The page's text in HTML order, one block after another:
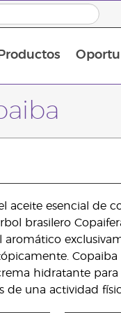
Productos
aceite esencial de
brasilero
hidratante para
una actividad